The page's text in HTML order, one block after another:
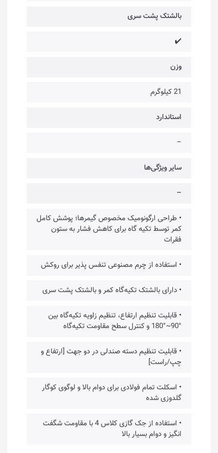
بالشتک پشت سری
✔️
وزن
21 کیلوگرم
استاندارد
–
سایر ویژگی‌ها
–
• طراحی ارگونومیک مخصوص گیمرها؛ پوشش کامل
کمر توسط تکیه گاه برای کاهش فشار به ستون
فقرات
• استفاده از چرم مصنوعی تنفس پذیر برای روکش
• دارای بالشتک تکیه‌گاه کمر و بالشتک پشت سری
• قابلیت تنظیم ارتفاع، تنظیم زاویه تکیه‌گاه بین
°90~°180 و کنترل سطح مقاومت تکیه‌گاه
• قابلیت تنظیم دسته صندلی در دو جهت [ارتفاع و
چپ/راست]
• اسکلت تمام فولادی برای دوام بالا و لوگوی کوگار
گلدوزی شده
• استفاده از جک گازی کلاس 4 با مقاومت شگفت
انگیز و دوام بسیار بالا